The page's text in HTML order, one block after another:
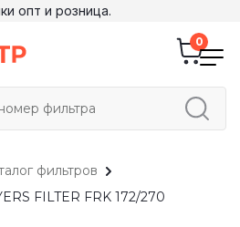
опт и розница.
фильтров
FILTER FRK 172/270